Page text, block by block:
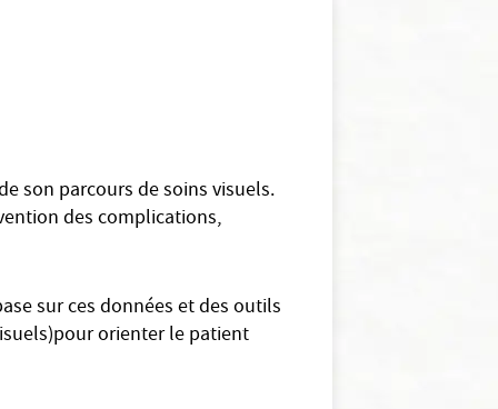
son parcours de soins visuels.
des complications,
sur ces données et des outils
orienter le patient